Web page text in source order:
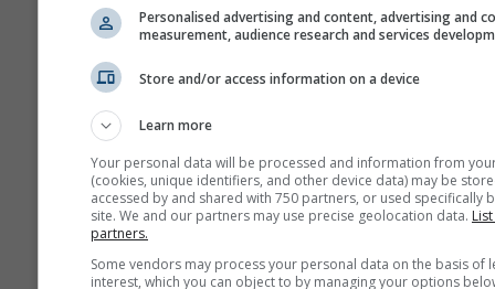
Мы не передаём ваш адрес
принимаете нашиправила и
адрес электронной почты
будет использовать в других
meteoblue.
Personalised advertising and content, advertising and
measurement, audience research and services
Store and/or access information on a device
Learn more
Your personal data will be processed and information from
(cookies, unique identifiers, and other device data) may be
accessed by and shared with 750 partners, or used specifically
site. We and our partners may use precise geolocation data.
partners.
Some vendors may process your personal data on the basis of
interest, which you can object to by managing your options